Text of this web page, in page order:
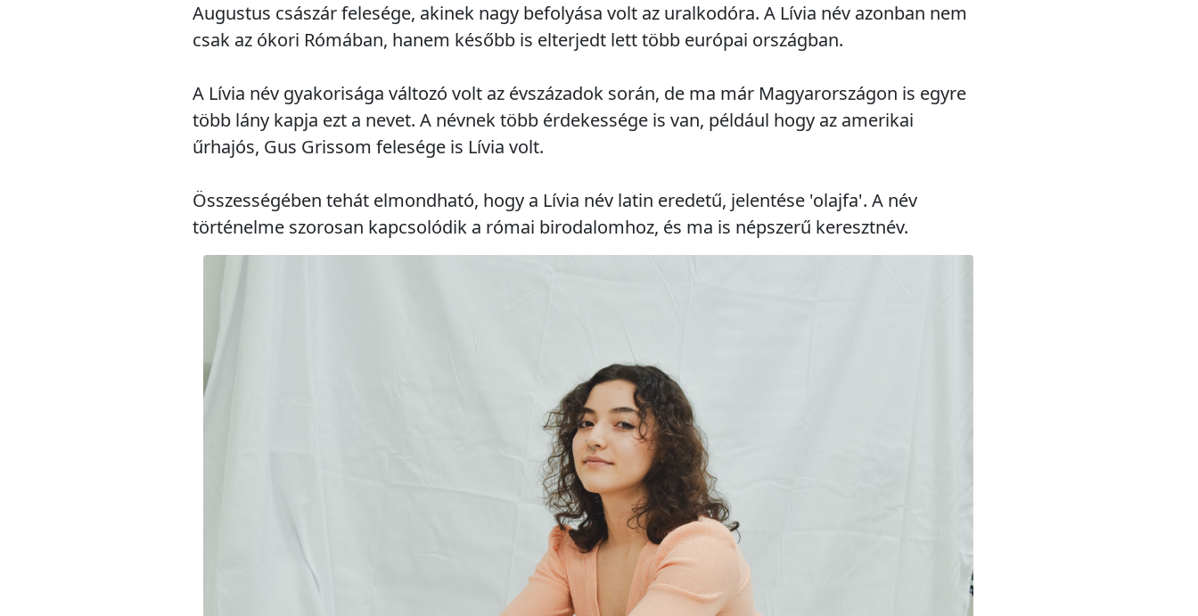
Augustus császár felesége, akinek nagy befolyása volt az uralkodóra. A Lívia név azonban nem
csak az ókori Rómában, hanem később is elterjedt lett több európai országban.
A Lívia név gyakorisága változó volt az évszázadok során, de ma már Magyarországon is egyre
több lány kapja ezt a nevet. A névnek több érdekessége is van, például hogy az amerikai
űrhajós, Gus Grissom felesége is Lívia volt.
Összességében tehát elmondható, hogy a Lívia név latin eredetű, jelentése 'olajfa'. A név
történelme szorosan kapcsolódik a római birodalomhoz, és ma is népszerű keresztnév.